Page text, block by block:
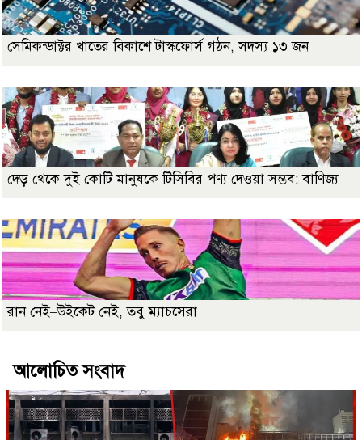
সেমিকন্ডাক্টর খাতের বিকাশে টাস্কফোর্স গঠন, সদস্য ১৩ জন
দেড় থেকে দুই কোটি মানুষকে টিসিবির পণ্য দেওয়া সম্ভব: বাণিজ্য
রান নেই–উইকেট নেই, তবু ম্যাচসেরা
আলোচিত সংবাদ